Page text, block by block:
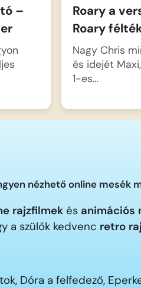
–
Roary a
Roary
Nagy Chris
és idejét
1-es…
nézhető online mesék
rajzfilmek és animációs
a szülők kedvenc retro
Dóra a felfedező,